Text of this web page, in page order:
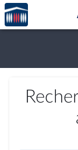
Aller au contenu
Aller en bas de la
Accèder
à la
page